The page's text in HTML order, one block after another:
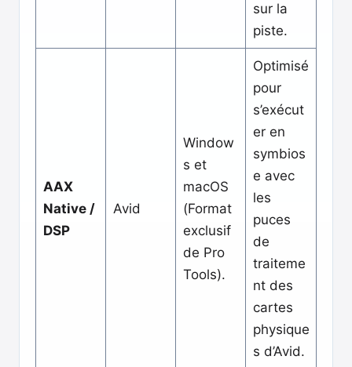
sur la
piste.
AAX
Native /
DSP
Avid
Window
s et
macOS
(Format
exclusif
de Pro
Tools).
Optimisé
pour
s’exécut
er en
symbios
e avec
les
puces
de
traiteme
nt des
cartes
physique
s d’Avid.